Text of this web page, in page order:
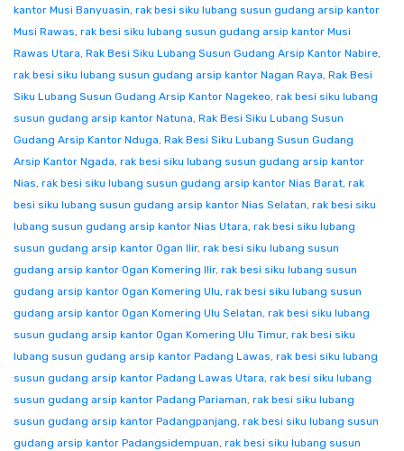
kantor Musi Banyuasin, rak besi siku lubang susun gudang arsip kantor
Musi Rawas, rak besi siku lubang susun gudang arsip kantor Musi
Rawas Utara, Rak Besi Siku Lubang Susun Gudang Arsip Kantor Nabire,
rak besi siku lubang susun gudang arsip kantor Nagan Raya, Rak Besi
Siku Lubang Susun Gudang Arsip Kantor Nagekeo, rak besi siku lubang
susun gudang arsip kantor Natuna, Rak Besi Siku Lubang Susun
Gudang Arsip Kantor Nduga, Rak Besi Siku Lubang Susun Gudang
Arsip Kantor Ngada, rak besi siku lubang susun gudang arsip kantor
Nias, rak besi siku lubang susun gudang arsip kantor Nias Barat, rak
besi siku lubang susun gudang arsip kantor Nias Selatan, rak besi siku
lubang susun gudang arsip kantor Nias Utara, rak besi siku lubang
susun gudang arsip kantor Ogan Ilir, rak besi siku lubang susun
gudang arsip kantor Ogan Komering Ilir, rak besi siku lubang susun
gudang arsip kantor Ogan Komering Ulu, rak besi siku lubang susun
gudang arsip kantor Ogan Komering Ulu Selatan, rak besi siku lubang
susun gudang arsip kantor Ogan Komering Ulu Timur, rak besi siku
lubang susun gudang arsip kantor Padang Lawas, rak besi siku lubang
susun gudang arsip kantor Padang Lawas Utara, rak besi siku lubang
susun gudang arsip kantor Padang Pariaman, rak besi siku lubang
susun gudang arsip kantor Padangpanjang, rak besi siku lubang susun
gudang arsip kantor Padangsidempuan, rak besi siku lubang susun